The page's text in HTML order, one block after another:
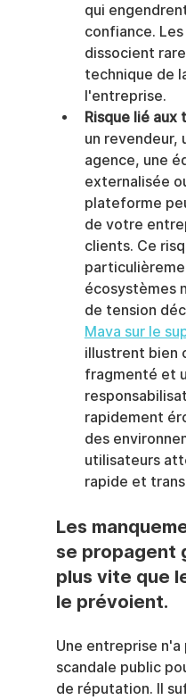
qui
confiance.
dissocient
technique de
l'entreprise.
Risque lié aux
un revendeur,
agence, une
externalisée
plateforme
de votre
clients. Ce
écosystèmes
de tension
Mava sur le
illustrent bien
fragmenté et
rapidement
des
utilisateurs
rapide et
Les
se propagent
plus vite que
le prévoient.
Une entreprise n'a
scandale public
de réputation. Il